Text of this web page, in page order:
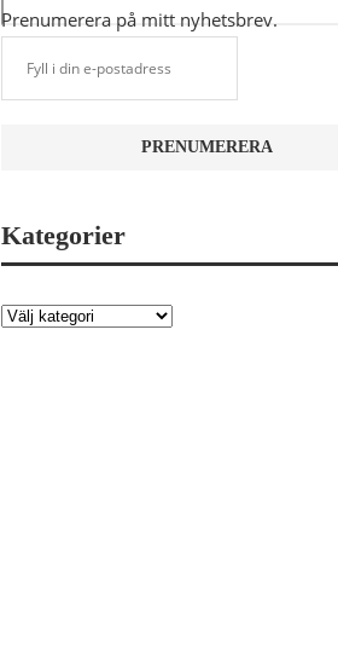
Prenumerera på mitt nyhetsbrev.
Kategorier